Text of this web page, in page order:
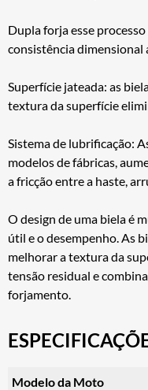
Dupla forja esse
consistência dimensional
Superfície jateada: as
textura da superfície
Sistema de lubrificação:
modelos de fábricas,
a fricção entre a haste,
O design de uma biela é
útil e o desempenho. As
melhorar a textura da
tensão residual e
forjamento.
Modelo da Moto